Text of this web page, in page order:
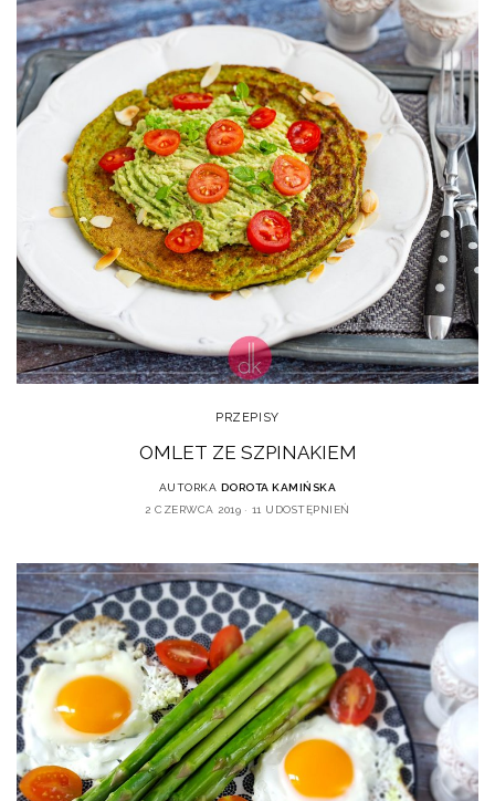
PRZEPISY
OMLET ZE SZPINAKIEM
AUTORKA DOROTA KAMIŃSKA
2 CZERWCA 2019
11 UDOSTĘPNIEŃ